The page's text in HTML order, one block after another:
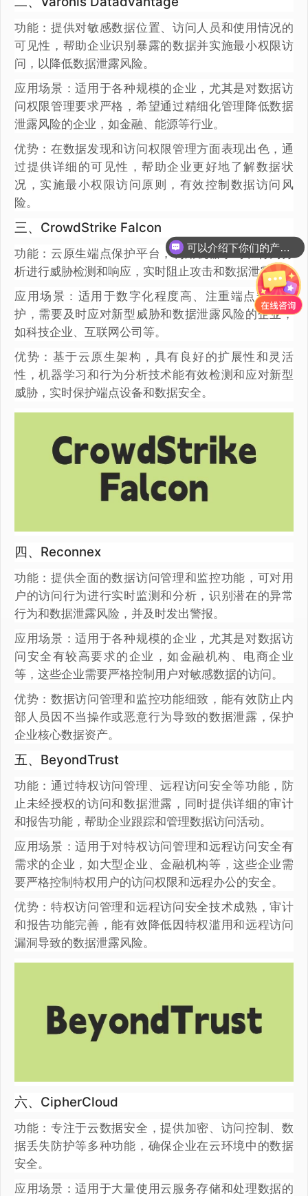
功能：提供对敏感数据位置、访问人员和使用情况的
可见性，帮助企业识别暴露的数据并实施最小权限访
问，以降低数据泄露风险。
应用场景：适用于各种规模的企业，尤其是对数据访
问权限管理要求严格，希望通过精细化管理降低数据
泄露风险的企业，如金融、能源等行业。
优势：在数据发现和访问权限管理方面表现出色，通
过提供详细的可见性，帮助企业更好地了解数据状
况，实施最小权限访问原则，有效控制数据访问风
险。
三、CrowdStrike Falcon
功能：云原生端点保护平台，利用机器学习和行为分
析进行威胁检测和响应，实时阻止攻击和数据泄露。
应用场景：适用于数字化程度高、注重端点安全防
护，需要及时应对新型威胁和数据泄露风险的企业，
如科技企业、互联网公司等。
优势：基于云原生架构，具有良好的扩展性和灵活
性，机器学习和行为分析技术能有效检测和应对新型
威胁，实时保护端点设备和数据安全。
四、Reconnex
功能：提供全面的数据访问管理和监控功能，可对用
户的访问行为进行实时监测和分析，识别潜在的异常
行为和数据泄露风险，并及时发出警报。
应用场景：适用于各种规模的企业，尤其是对数据访
问安全有较高要求的企业，如金融机构、电商企业
等，这些企业需要严格控制用户对敏感数据的访问。
优势：数据访问管理和监控功能细致，能有效防止内
部人员因不当操作或恶意行为导致的数据泄露，保护
企业核心数据资产。
五、BeyondTrust
功能：通过特权访问管理、远程访问安全等功能，防
止未经授权的访问和数据泄露，同时提供详细的审计
和报告功能，帮助企业跟踪和管理数据访问活动。
应用场景：适用于对特权访问管理和远程访问安全有
需求的企业，如大型企业、金融机构等，这些企业需
要严格控制特权用户的访问权限和远程办公的安全。
优势：特权访问管理和远程访问安全技术成熟，审计
和报告功能完善，能有效降低因特权滥用和远程访问
漏洞导致的数据泄露风险。
六、CipherCloud
功能：专注于云数据安全，提供加密、访问控制、数
据丢失防护等多种功能，确保企业在云环境中的数据
安全。
应用场景：适用于大量使用云服务存储和处理数据的
可以介绍下你们的产品么？